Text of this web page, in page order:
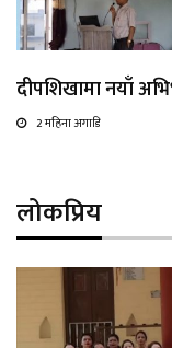
दीपशिखामा नयाँ
2 महिना अगाडि
लोकप्रिय